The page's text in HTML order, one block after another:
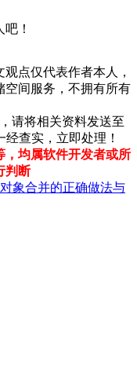
！
点仅代表作者本人，
空间服务，不拥有所有
请将相关资料发送至
经查实，立即处理！
，均属软件开发者或所
判断
象合并的正确做法与